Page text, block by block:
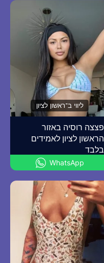
ליווי ב־ראשון לציון
פצצה רוסיה באזור
הראשון לציון לאמידים
בלבד
WhatsApp